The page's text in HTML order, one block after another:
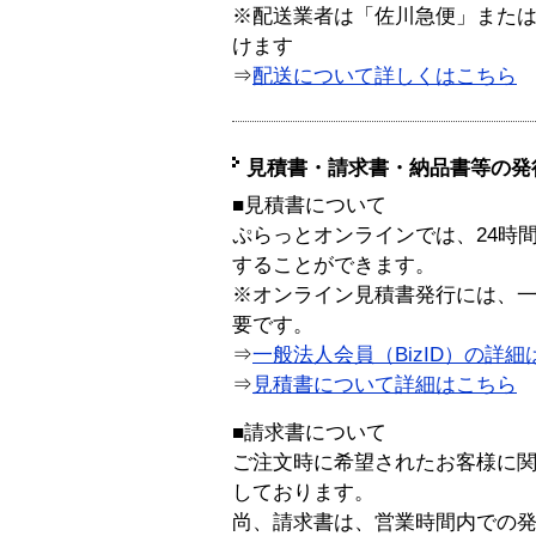
※配送業者は「佐川急便」また
けます
⇒配送について詳しくはこちら
見積書・請求書・納品書等の
■見積書について
ぷらっとオンラインでは、24時
することができます。
※オンライン見積書発行には、
要です。
⇒一般法人会員（BizID）の詳細
⇒ 見積書について詳細はこちら
■請求書について
ご注文時に希望されたお客様に
しております。
尚、請求書は、営業時間内での